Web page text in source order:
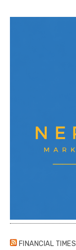
FINANCIAL TIMES